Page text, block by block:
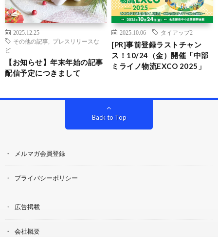
2025.12.25
その他の記事
プレスリリースな
ど
【お知らせ】年末年始の記事
配信予定につきまして
2025.10.06 タイアップ2
[PR]事前登録ラストチャン
ス！10/24（金）開催「中部
ミライノ物流EXCO 2025」
Back to Top
メルマガ会員登録
プライバシーポリシー
広告掲載
会社概要